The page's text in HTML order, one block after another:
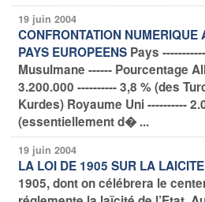
19 juin 2004
CONFRONTATION NUMERIQUE
PAYS EUROPEENS Pays
Musulmane ------ Pourcentage
3.200.000 ---------- 3,8 % (des
Kurdes) Royaume Uni ----------
(essentiellement d� ...
19 juin 2004
LA LOI DE 1905 SUR LA LAICITE
1905, dont on célébrera le